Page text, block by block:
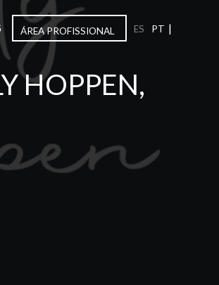
ÁREA PROFISSIONAL ES PT |
HOPPEN,